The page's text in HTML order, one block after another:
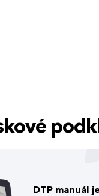
DTP manuál